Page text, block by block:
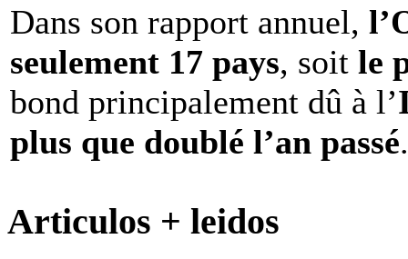
Dans son rapport annuel,
seulement 17 pays, soit le
bond principalement dû à l’
plus que doublé l’an passé.
Articulos + leidos